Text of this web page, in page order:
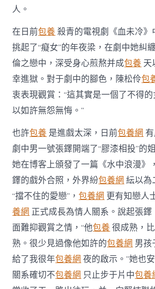
人。
在日前包養 殺青的電視劇《血未冷》
挑起了“癡女”的年夜梁，在劇中她糾
倫之戀中，深受身心煎熬并成包養 天
幸進獄。對于劇中的腳色，陳松伶包
衷表現觀賞：“這其實是一個了不得
以如許無怨無悔。”
也許包養 是進戲太深，日前包養網
劇中男一號張鐸開端了“膠漆相投”的
她在博客上頒發了一篇《水中浪漫》
鐸的戲外合照，外界紛包養網 紜以為
“擋不住的愛戀”，包養網 更有知戀人
養網 正式成長為情人關系。說起張
面難抑觀賞之情，“他包養 很成熟，
熟。很少見過像他如許的包養網 男孩
給了我很年包養網 夜的啟示。”她也
關系確切不包養網 只止步于片中包養